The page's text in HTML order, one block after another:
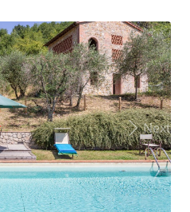
Next